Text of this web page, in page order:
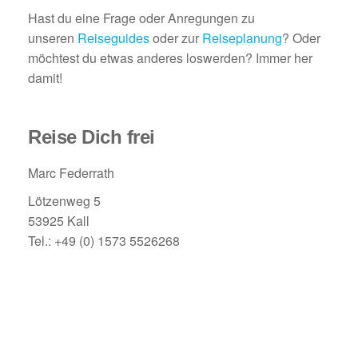
Hast du eine Frage oder Anregungen zu
unseren Reiseguidesoder zur Reiseplanung? Oder
möchtest du etwas anderes loswerden? Immer her
damit!
Reise Dich frei
Marc Federrath
Lötzenweg 5
53925 Kall
Tel.: +49 (0) 1573 5526268